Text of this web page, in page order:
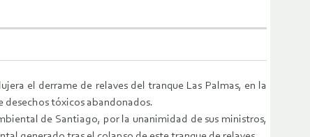
el derrame de relaves del tranque Las Palmas, en la
tóxicos abandonados.
de Santiago, por la unanimidad de sus ministros,